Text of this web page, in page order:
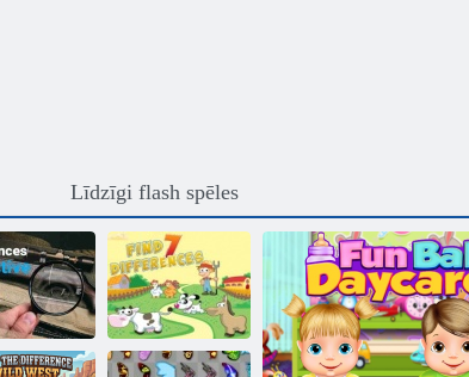
Līdzīgi flash spēles